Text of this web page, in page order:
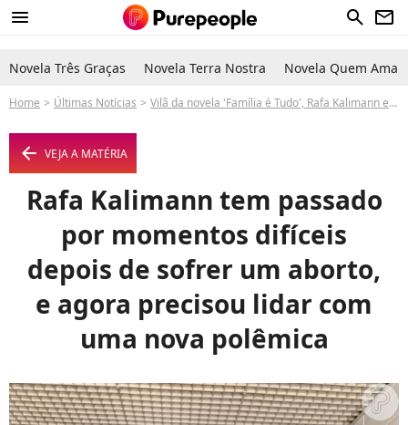
menu search newsletter
Novela Três Graças Novela Terra Nostra Novela Quem Ama
Home Últimas Notícias Vilã da novela 'Família é Tudo', Rafa Kalimann expõe não ter medo da Globo e faz mudança radical em personagem após incômodo pessoal
arrow_left VEJA A MATÉRIA
Rafa Kalimann tem passado
por momentos difíceis
depois de sofrer um aborto,
e agora precisou lidar com
uma nova polêmica